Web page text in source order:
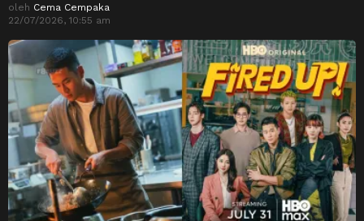
oleh Cema Cempaka
22/07/2026, 10:55 am